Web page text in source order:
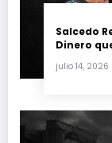
Salcedo
Dinero
julio 14, 2026